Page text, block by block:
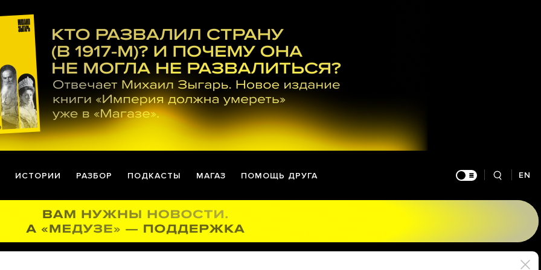
ИСТОРИИ РАЗБОР ПОДКАСТЫ МАГАЗ ПОМОЩЬ ДРУГА EN